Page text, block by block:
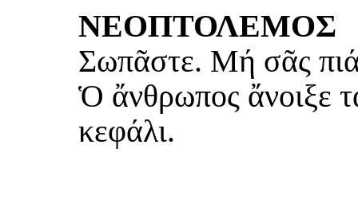
ΝΕΟΠΤΟΛΕΜΟΣ
Σωπᾶστε. Μή σᾶς
Ὁ ἄνθρωπος ἄνοιξε
κεφάλι.